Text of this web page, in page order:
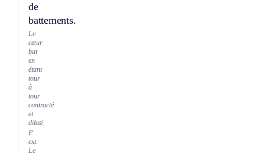
de
battements.
Le
cœur
bat
en
étant
tour
à
tour
contracté
et
dilaté.
P.
ext.
Le